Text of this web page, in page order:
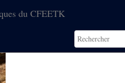
du CFEETK